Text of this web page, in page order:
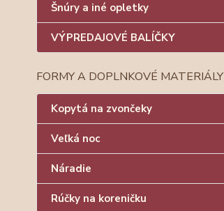
Šnúry a iné opletky
VÝPREDAJOVÉ BALÍČKY
FORMY A DOPLNKOVÉ MATERIÁLY
Kopytá na zvončeky
Veľká noc
Náradie
Rúčky na koreničku